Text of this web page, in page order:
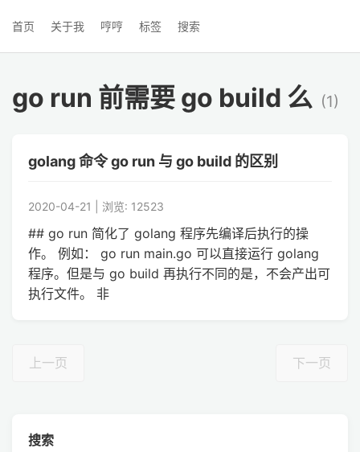
首页 关于我 哼哼 标签 搜索
go run 前需要 go build 么 (1)
golang 命令 go run 与 go build 的区别
2020-04-21 | 浏览: 12523
## go run 简化了 golang 程序先编译后执行的操
作。 例如： go run main.go 可以直接运行 golang
程序。但是与 go build 再执行不同的是，不会产出可
执行文件。 非
上一页 下一页
搜索